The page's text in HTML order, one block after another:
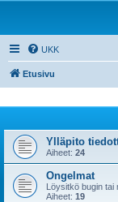
UKK
Etusivu
Ylläpito
Aiheet: 24
Ongelmat
Löysitkö bugin tai
Aiheet: 19